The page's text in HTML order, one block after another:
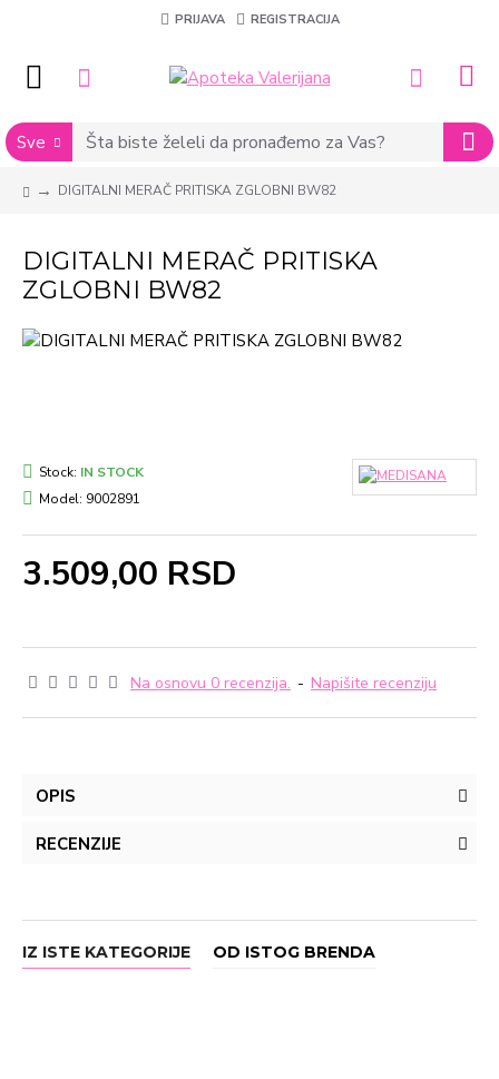
PRIJAVA REGISTRACIJA
Sve
DIGITALNI MERAČ PRITISKA ZGLOBNI BW82
DIGITALNI MERAČ PRITISKA
ZGLOBNI BW82
Na osnovu 0 recenzija. - Napišite recenziju
3.509,00 RSD
Stock: IN STOCK
Model: 9002891
OPIS
RECENZIJE
IZ ISTE KATEGORIJE OD ISTOG BRENDA